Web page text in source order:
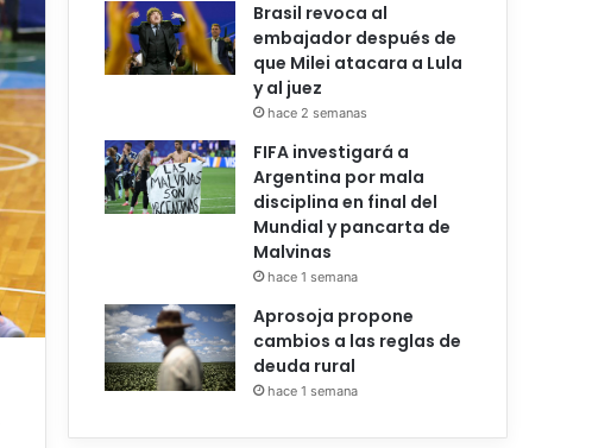
Brasil revoca al
embajador después de
que Milei atacara a Lula
y al juez
hace 2 semanas
FIFA investigará a
Argentina por mala
disciplina en final del
Mundial y pancarta de
Malvinas
hace 1 semana
Aprosoja propone
cambios a las reglas de
deuda rural
hace 1 semana